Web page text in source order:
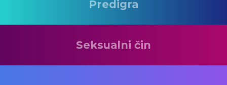
Predigra
Seksualni čin